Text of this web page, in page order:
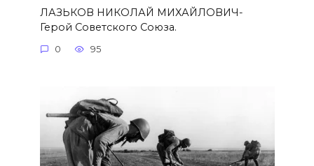
ЛАЗЬКОВ НИКОЛАЙ МИХАЙЛОВИЧ-
Герой Советского Союза.
0 95